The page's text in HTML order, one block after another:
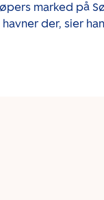
marked på
havner der, sier